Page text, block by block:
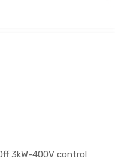
3kW-400V control